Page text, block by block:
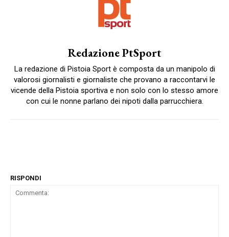
Redazione PtSport
La redazione di Pistoia Sport è composta da un manipolo di
valorosi giornalisti e giornaliste che provano a raccontarvi le
vicende della Pistoia sportiva e non solo con lo stesso amore
con cui le nonne parlano dei nipoti dalla parrucchiera.
RISPONDI